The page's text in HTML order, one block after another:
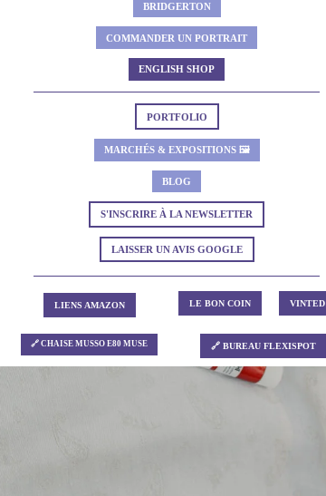
BRIDGERTON
COMMANDER UN PORTRAIT
ENGLISH SHOP
PORTFOLIO
MARCHÉS & EXPOSITIONS 🖼
BLOG
S'INSCRIRE À LA NEWSLETTER
LAISSER UN AVIS GOOGLE
LIENS AMAZON LE BON COIN VINTED
🔗 CHAISE MUSSO E80 MUSE 🔗 BUREAU FLEXISPOT